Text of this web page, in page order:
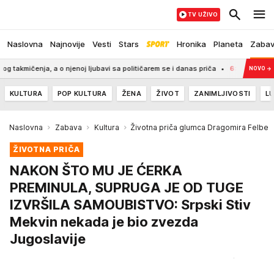
Naslovna Najnovije Vesti Stars Hronika Planeta
TV UŽIVO
a o njenoj ljubavi sa političarem se i danas priča 6:05 Ovako NOVO →
KULTURA POP KULTURA ŽENA ŽIVOT ZANIMLJIVOSTI
Naslovna Zabava Kultura Životna priča glumca Dragomira Felbe
ŽIVOTNA PRIČA
NAKON ŠTO MU JE ĆERKA
PREMINULA, SUPRUGA JE OD TUGE
IZVRŠILA SAMOUBISTVO: Srpski Stiv
Mekvin nekada je bio zvezda
Jugoslavije